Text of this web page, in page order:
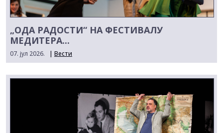
„ОДА РАДОСТИ“ НА ФЕСТИВАЛУ
МЕДИТЕРА...
07. јул 2026. | Вести